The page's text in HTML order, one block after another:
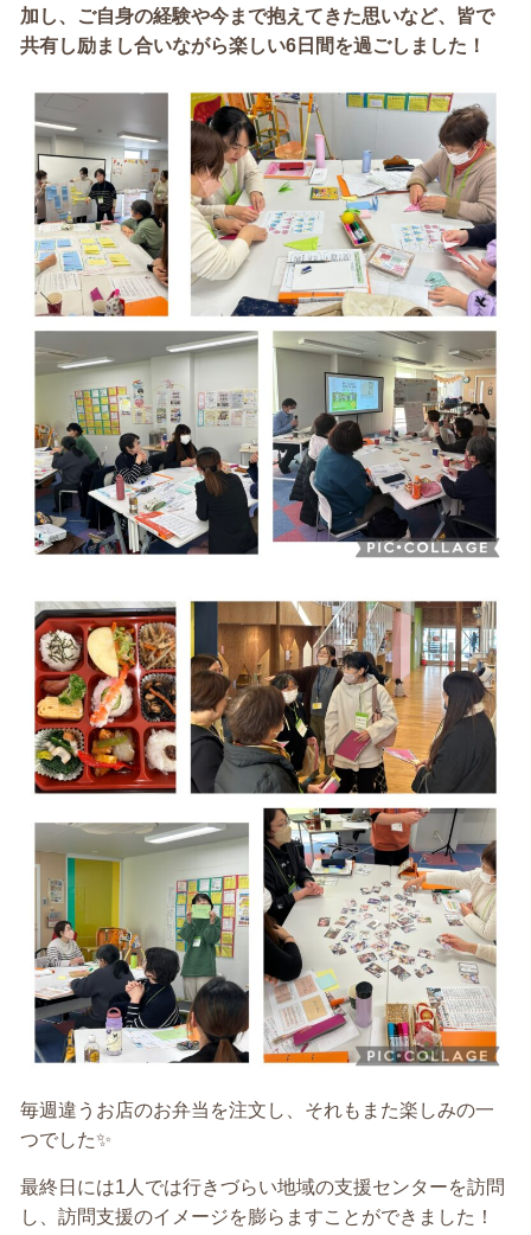
加し、ご自身の経験や今まで抱えてきた思いなど、皆で
共有し励まし合いながら楽しい6日間を過ごしました！
毎週違うお店のお弁当を注文し、それもまた楽しみの一
つでした✨
最終日には1人では行きづらい地域の支援センターを訪問
し、訪問支援のイメージを膨らますことができました！